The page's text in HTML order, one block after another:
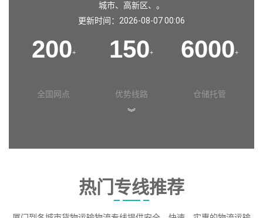
城市、 高新区、。
更新时间：2026-08-07 00:06
200+
全国网点
150+
优势线路
6000+
仓储托管
︾
热门专线推荐